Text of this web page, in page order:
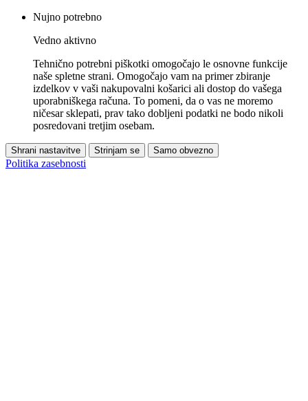
Nujno potrebno
Vedno aktivno
Tehnično potrebni piškotki omogočajo le osnovne funkcije
naše spletne strani. Omogočajo vam na primer zbiranje
izdelkov v vaši nakupovalni košarici ali dostop do vašega
uporabniškega računa. To pomeni, da o vas ne moremo
ničesar sklepati, prav tako dobljeni podatki ne bodo nikoli
posredovani tretjim osebam.
Shrani nastavitve Strinjam se Samo obvezno
Politika zasebnosti